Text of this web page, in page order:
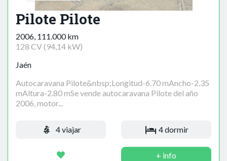
Pilote Pilote
2006, 111.000 km
128 CV (94,14 kW)
Jaén
Autocaravana Pilote&nbsp;Longitud-6.70 mAncho-2.35
mAltura-2.80 mSe vende autocaravana Pilote del año
2006, motor...
4 viajar 4 dormir
+ info